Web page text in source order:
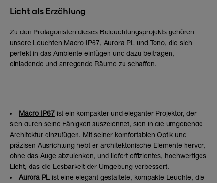
Licht als Erzählung
Zu den Protagonisten dieses Beleuchtungsprojekts gehören
unsere Leuchten Macro IP67, Aurora PL und Tono, die sich
perfekt in das Ambiente einfügen und dazu beitragen,
einladende und anregende Räume zu schaffen.
Macro IP67 ist ein kompakter und eleganter Projektor, der
sich durch seine Fähigkeit auszeichnet, sich in die umgebende
Architektur einzufügen. Mit seiner komfortablen Optik und
präzisen Ausrichtung hebt er architektonische Elemente hervor,
ohne das Auge abzulenken, und liefert effizientes, hochwertiges
Licht, das die Lesbarkeit der Umgebung verbessert.
Aurora PList eine elegant gestaltete, kompakte Leuchte, die